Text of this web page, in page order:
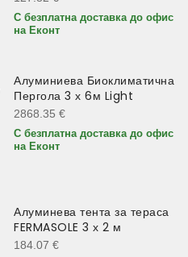
С безплатна доставка до офис
на Еконт
Алуминиева Биоклиматична
Пергола 3 х 6м Light
2868.35 €
С безплатна доставка до офис
на Еконт
Алуминева тента за тераса
FERMASOLE 3 х 2 м
184.07 €